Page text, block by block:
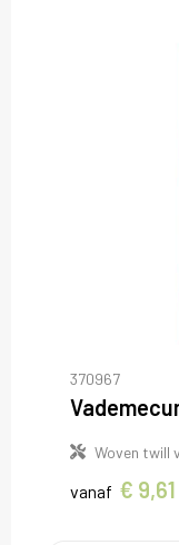
370967
Woven twill
vanaf € 9,61